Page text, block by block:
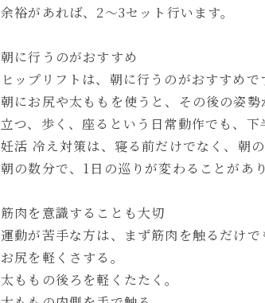
余裕があれば、2〜3セット行います。
朝に行うのがおすすめ
ヒップリフトは、朝に行うのがおすすめで
朝にお尻や太ももを使うと、その後の姿勢
立つ、歩く、座るという日常動作でも、下
妊活 冷え対策は、寝る前だけでなく、朝
朝の数分で、1日の巡りが変わることがあり
筋肉を意識することも大切
運動が苦手な方は、まず筋肉を触るだけで
お尻を軽くさする。
太ももの後ろを軽くたたく。